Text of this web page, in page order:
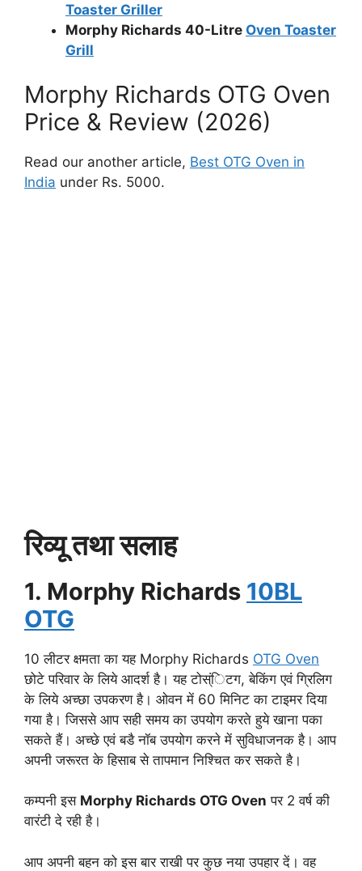
Toaster Griller
Morphy Richards 40-Litre Oven Toaster
Grill
Morphy Richards OTG Oven
Price & Review (2026)
Read our another article, Best OTG Oven in
India under Rs. 5000.
रिव्यू तथा सलाह
1. Morphy Richards 10BL
OTG
10 लीटर क्षमता का यह Morphy Richards OTG Oven
छोटे परिवार के लिये आदर्श है। यह टोस्ंिटग, बेकिंग एवं ग्रिलिग
के लिये अच्छा उपकरण है। ओवन में 60 मिनिट का टाइमर दिया
गया है। जिससे आप सही समय का उपयोग करते हुये खाना पका
सकते हैं। अच्छे एवं बडै नॉब उपयोग करने में सुविधाजनक है। आप
अपनी जरूरत के हिसाब से तापमान निश्चित कर सकते है।
कम्पनी इस Morphy Richards OTG Oven पर 2 वर्ष की
वारंटी दे रही है।
आप अपनी बहन को इस बार राखी पर कुछ नया उपहार दें। वह